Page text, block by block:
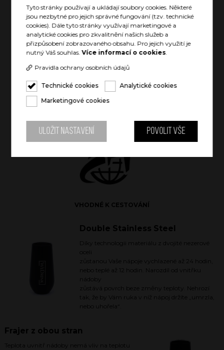
Tyto stránky používají a ukládají soubory cookies. Některé
jsou nezbytné pro jejich správné fungování (tzv. technické
cookies). Dále tyto stránky využívají marketingové a
analytické cookies pro zkvalitnění našich služeb a
přizpůsobení zobrazovaného obsahu. Pro jejich využití je
nutný Váš souhlas.Více informací o cookies.
Pravidla ochrany osobních údajů
Technické cookies
Analytické cookies
Marketingové cookies
Uložit nastavení Povolit vše
VYCHLAZENÝ NÁPOJ AŽ 24 HODIN
TEPLÝ NÁPOJ AŽ 12 HODIN
VHODNÉ K CESTOVÁNÍ
Double Stainless Steel
Díky technologii materiálu z dvojité nezerové
oceli
zůstanou Vaše nápoje vychlazené až 24 hodin,
nebo teplé až 12 hodin. Narozdíl od vnitřku
nádoby
zůstává povrch beze změny teploty. Nehrozí
tak, že by Vám ruka v níž nápoj držíte „umrzla,
nebo uhořela“.
Frajer z obou stran
Teplota uvnitř nádoby nemá vliv na teplotu